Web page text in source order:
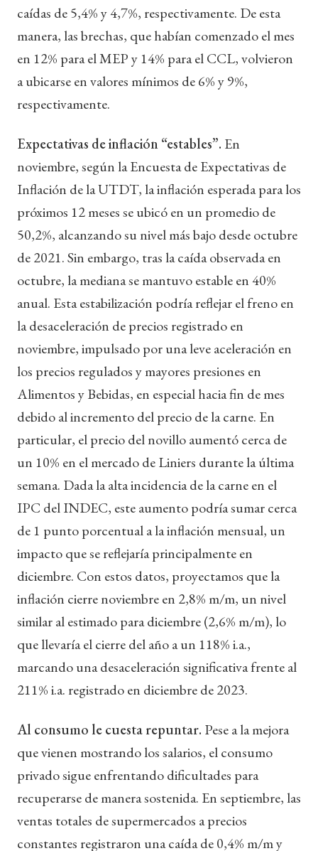
caídas de 5,4% y 4,7%, respectivamente. De esta
manera, las brechas, que habían comenzado el mes
en 12% para el MEP y 14% para el CCL, volvieron
a ubicarse en valores mínimos de 6% y 9%,
respectivamente.
Expectativas de inflación “estables”. En
noviembre, según la Encuesta de Expectativas de
Inflación de la UTDT, la inflación esperada para los
próximos 12 meses se ubicó en un promedio de
50,2%, alcanzando su nivel más bajo desde octubre
de 2021. Sin embargo, tras la caída observada en
octubre, la mediana se mantuvo estable en 40%
anual. Esta estabilización podría reflejar el freno en
la desaceleración de precios registrado en
noviembre, impulsado por una leve aceleración en
los precios regulados y mayores presiones en
Alimentos y Bebidas, en especial hacia fin de mes
debido al incremento del precio de la carne. En
particular, el precio del novillo aumentó cerca de
un 10% en el mercado de Liniers durante la última
semana. Dada la alta incidencia de la carne en el
IPC del INDEC, este aumento podría sumar cerca
de 1 punto porcentual a la inflación mensual, un
impacto que se reflejaría principalmente en
diciembre. Con estos datos, proyectamos que la
inflación cierre noviembre en 2,8% m/m, un nivel
similar al estimado para diciembre (2,6% m/m), lo
que llevaría el cierre del año a un 118% i.a.,
marcando una desaceleración significativa frente al
211% i.a. registrado en diciembre de 2023.
Al consumo le cuesta repuntar. Pese a la mejora
que vienen mostrando los salarios, el consumo
privado sigue enfrentando dificultades para
recuperarse de manera sostenida. En septiembre, las
ventas totales de supermercados a precios
constantes registraron una caída de 0,4% m/m y